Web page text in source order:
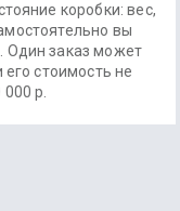
коробки: вес,
вы
Один заказ может
стоимость не
р.